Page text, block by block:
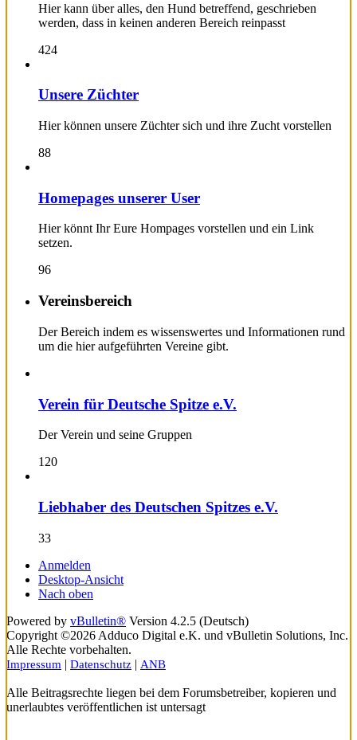
Hier kann über alles, den Hund betreffend, geschrieben
werden, dass in keinen anderen Bereich reinpasst
424
Unsere Züchter
Hier können unsere Züchter sich und ihre Zucht vorstellen
88
Homepages unserer User
Hier könnt Ihr Eure Hompages vorstellen und ein Link
setzen.
96
Vereinsbereich
Der Bereich indem es wissenswertes und Informationen rund
um die hier aufgeführten Vereine gibt.
Verein für Deutsche Spitze e.V.
Der Verein und seine Gruppen
120
Liebhaber des Deutschen Spitzes e.V.
33
Anmelden
Desktop-Ansicht
Nach oben
Powered by vBulletin® Version 4.2.5 (Deutsch)
Copyright ©2026 Adduco Digital e.K. und vBulletin Solutions, Inc.
Alle Rechte vorbehalten.
Impressum | Datenschutz | ANB
Alle Beitragsrechte liegen bei dem Forumsbetreiber, kopieren und
unerlaubtes veröffentlichen ist untersagt